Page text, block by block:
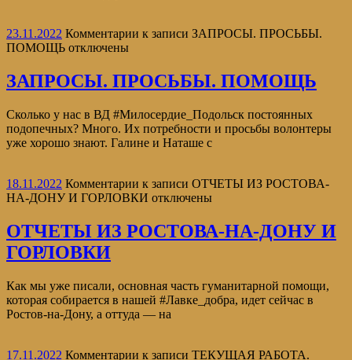
23.11.2022 Комментарии к записи ЗАПРОСЫ. ПРОСЬБЫ.
ПОМОЩЬ отключены
ЗАПРОСЫ. ПРОСЬБЫ. ПОМОЩЬ
Сколько у нас в ВД #Милосердие_Подольск постоянных
подопечных? Много. Их потребности и просьбы волонтеры
уже хорошо знают. Галине и Наташе с
18.11.2022 Комментарии к записи ОТЧЕТЫ ИЗ РОСТОВА-
НА-ДОНУ И ГОРЛОВКИ отключены
ОТЧЕТЫ ИЗ РОСТОВА-НА-ДОНУ И
ГОРЛОВКИ
Как мы уже писали, основная часть гуманитарной помощи,
которая собирается в нашей #Лавке_добра, идет сейчас в
Ростов-на-Дону, а оттуда — на
17.11.2022 Комментарии к записи ТЕКУЩАЯ РАБОТА.